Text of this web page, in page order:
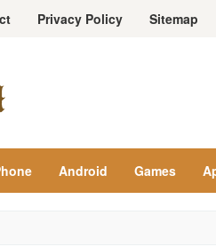
Privacy Policy Sitemap
Android Games